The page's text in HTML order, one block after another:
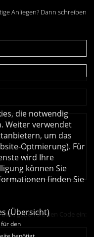
Anliegen? Dann schreiben
Bitte geben Sie den Code ein:
die notwendig
Weiter verwendet
um das
Optmierung). Für
wird Ihre
können Sie
finden Sie
(Übersicht)
den